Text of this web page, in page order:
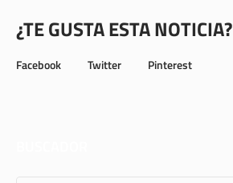
¿TE GUSTA ESTA NOTICIA?
Facebook Twitter Pinterest